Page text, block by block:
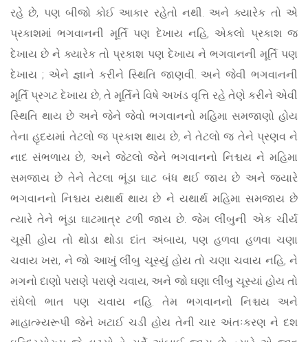
રહે છે, પણ બીજો કોઈ આકાર રહેતો નથી. અને ક્યારેક તો એ
પ્રકાશમાં ભગવાનની મૂર્તિ પણ દેખાય નહિ, એકલો પ્રકાશ જ
દેખાય છે ને ક્યારેક તો પ્રકાશ પણ દેખાય ને ભગવાનની મૂર્તિ પણ
દેખાય ; એને જ્ઞાને કરીને સ્થિતિ જાણવી. અને જેવી ભગવાનની
મૂર્તિ પ્રગટ દેખાય છે, તે મૂર્તિને વિષે અખંડ વૃત્તિ રહે તેણે કરીને એવી
સ્થિતિ થાય છે અને જેને જેવો ભગવાનનો મહિમા સમજાણો હોય
તેના હૃદયમાં તેટલો જ પ્રકાશ થાય છે, ને તેટલો જ તેને પ્રણવ ને
નાદ સંભળાય છે, અને જેટલો જેને ભગવાનનો નિશ્ચય ને મહિમા
સમજાય છે તેને તેટલા ભૂંડા ઘાટ બંધ થઈ જાય છે અને જ્યારે
ભગવાનનો નિશ્ચય યથાર્થ થાય છે ને યથાર્થ મહિમા સમજાય છે
ત્યારે તેને ભૂંડા ઘાટમાત્ર ટળી જાય છે. જેમ લીંબુની એક ચીર્ય
ચૂસી હોય તો થોડા થોડા દાંત અંબાય, પણ હળવા હળવા ચણા
ચવાય ખરા, ને જો આખું લીંબુ ચૂસ્યું હોય તો ચણા ચવાય નહિ, ને
મગનો દાણો પરાણે પરાણે ચવાય, અને જો ઘણા લીંબુ ચૂસ્યાં હોય તો
રાંધેલો ભાત પણ ચવાય નહિ. તેમ ભગવાનનો નિશ્ચય અને
માહાત્મ્યરૂપી જેને ખટાઈ ચડી હોય તેની ચાર અંતઃકરણ ને દશ